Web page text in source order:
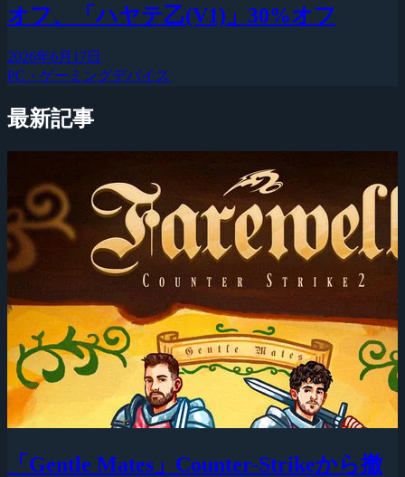
オフ、「ハヤテ乙(V1)」30%オフ
2026年6月17日
PC・ゲーミングデバイス
最新記事
「Gentle Mates」Counter-Strikeから撤